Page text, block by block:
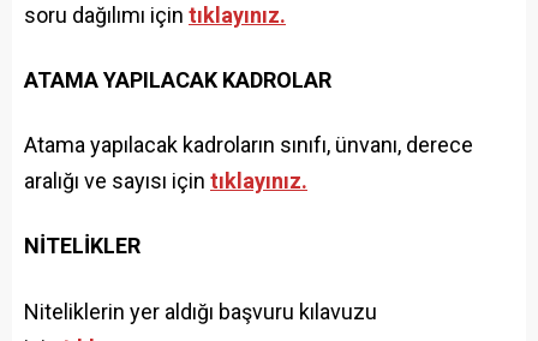
soru dağılımı için tıklayınız.
ATAMA YAPILACAK KADROLAR
Atama yapılacak kadroların sınıfı, ünvanı, derece
aralığı ve sayısı için tıklayınız.
NİTELİKLER
Niteliklerin yer aldığı başvuru kılavuzu